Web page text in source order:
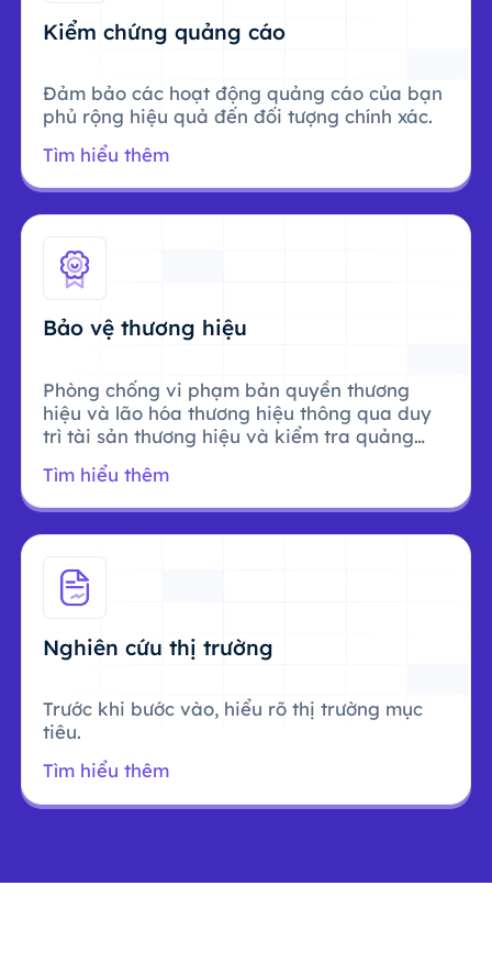
Kiểm chứng quảng cáo
Đảm bảo các hoạt động quảng cáo của bạn
phủ rộng hiệu quả đến đối tượng chính xác.
Tìm hiểu thêm
Bảo vệ thương hiệu
Phòng chống vi phạm bản quyền thương
hiệu và lão hóa thương hiệu thông qua duy
trì tài sản thương hiệu và kiểm tra quảng
Tìm hiểu thêm
Nghiên cứu thị trường
Trước khi bước vào, hiểu rõ thị trường mục
tiêu.
Tìm hiểu thêm